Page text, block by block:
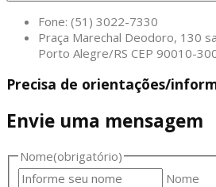
Fone: (51) 3022-7330
Praça Marechal Deodoro, 130
Porto Alegre/RS CEP 90010-
Precisa de orientações/
Envie uma mensagem
Nome(obrigatório)
Nome